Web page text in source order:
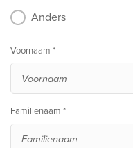
Anders
Voornaam *
Familienaam *